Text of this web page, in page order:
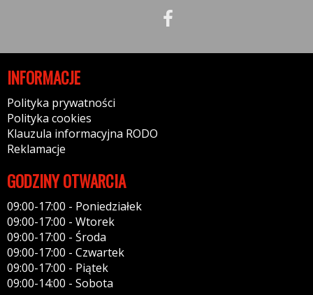
INFORMACJE
Polityka prywatności
Polityka cookies
Klauzula informacyjna RODO
Reklamacje
GODZINY OTWARCIA
09:00-17:00 - Poniedziałek
09:00-17:00 - Wtorek
09:00-17:00 - Środa
09:00-17:00 - Czwartek
09:00-17:00 - Piątek
09:00-14:00 - Sobota